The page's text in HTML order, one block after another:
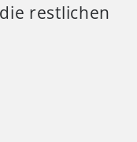
restlichen